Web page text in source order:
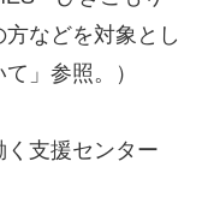
などを対象とし
」参照。）
く支援センター